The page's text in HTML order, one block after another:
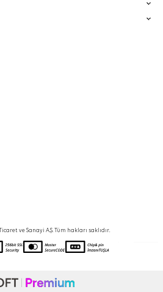
ve Sanayi A.Ş. Tüm hakları saklıdır.